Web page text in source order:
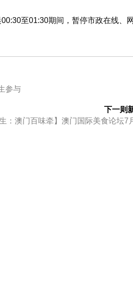
至01:30期间，暂停市政在线、
参与
下一则
生：澳门百味牵】澳门国际美食论坛7